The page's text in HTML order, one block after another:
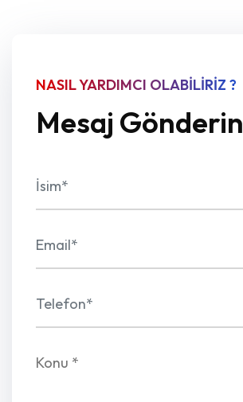
NASIL YARDIMCI OLABİLİRİZ ?
Mesaj Gönderin